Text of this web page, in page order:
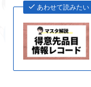
あわせて読みたい